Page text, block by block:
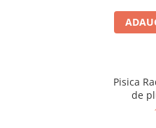
Pisica
de